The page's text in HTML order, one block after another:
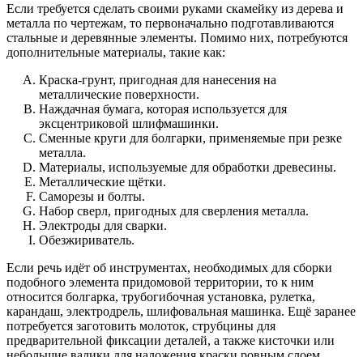
Если требуется сделать своими руками скамейку из дерева и
металла по чертежам, то первоначально подготавливаются
стальные и деревянные элементы. Помимо них, потребуются
дополнительные материалы, такие как:
Краска-грунт, пригодная для нанесения на
металлические поверхности.
Наждачная бумага, которая используется для
эксцентриковой шлифмашинки.
Сменные круги для болгарки, применяемые при резке
металла.
Материалы, используемые для обработки древесины.
Металлические щётки.
Саморезы и болты.
Набор сверл, пригодных для сверления металла.
Электроды для сварки.
Обезжириватель.
Если речь идёт об инструментах, необходимых для сборки
подобного элемента придомовой территории, то к ним
относится болгарка, трубогибочная установка, рулетка,
карандаш, электродрель, шлифовальная машинка. Ещё заранее
потребуется заготовить молоток, струбцины для
предварительной фиксации деталей, а также кисточки или